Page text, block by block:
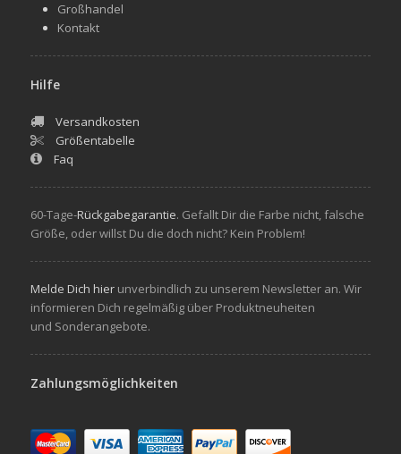
Großhandel
Kontakt
Hilfe
Versandkosten
Größentabelle
Faq
60-Tage-Rückgabegarantie. Gefallt Dir die Farbe nicht, falsche
Größe, oder willst Du die doch nicht? Kein Problem!
Melde Dich hierunverbindlich zu unserem Newsletter an. Wir
informieren Dich regelmäßig über Produktneuheiten
und Sonderangebote.
Zahlungsmöglichkeiten